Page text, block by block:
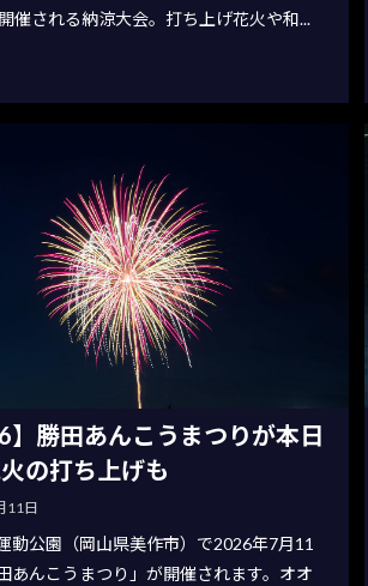
催される納涼大会。打ち上げ花火や和...
】勝田あんこうまつりが本日
の打ち上げも
11日
動公園（岡山県美作市）で2026年7月11
あんこうまつり」が開催されます。オオ